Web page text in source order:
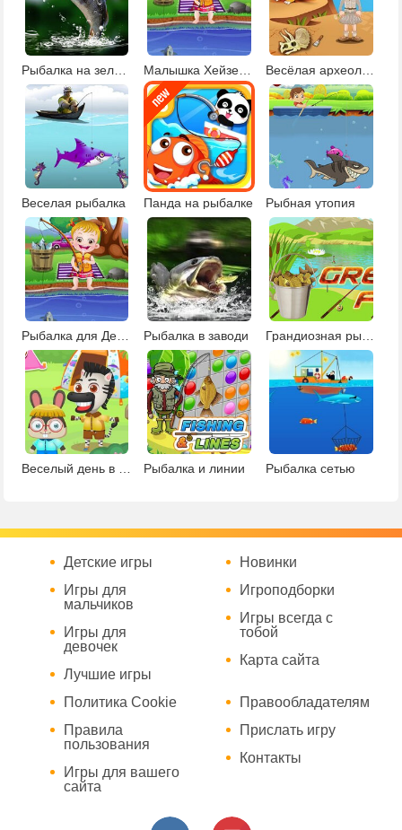
Рыбалка на зеленом озере Малышка Хейзел на рыбалке Весёлая археология
Веселая рыбалка Панда на рыбалке Рыбная утопия
Рыбалка для Детей Рыбалка в заводи
Рыбалка и линии Рыбалка сетью
Детские игры
Игры для
мальчиков
Игры для
девочек
Лучшие игры
Новинки
Игроподборки
Игры всегда с
тобой
Карта сайта
Политика Cookie
Правила
пользования
Игры для вашего
сайта
Правообладателям
Прислать игру
Контакты